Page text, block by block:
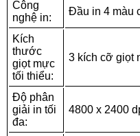
Công
nghệ in:
Đầu in 4 màu
Kích
thước
giọt mực
tối thiểu:
3 kích cỡ giọt
Độ phân
giải in tối
đa:
4800 x 2400